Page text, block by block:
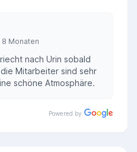
Monaten
nach Urin sobald
Mitarbeiter sind sehr
schöne Atmosphäre.
Powered by